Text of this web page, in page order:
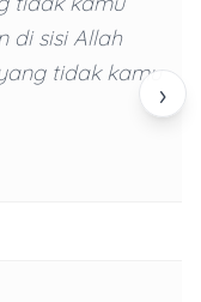
›
di sisi Allah
tidak kamu